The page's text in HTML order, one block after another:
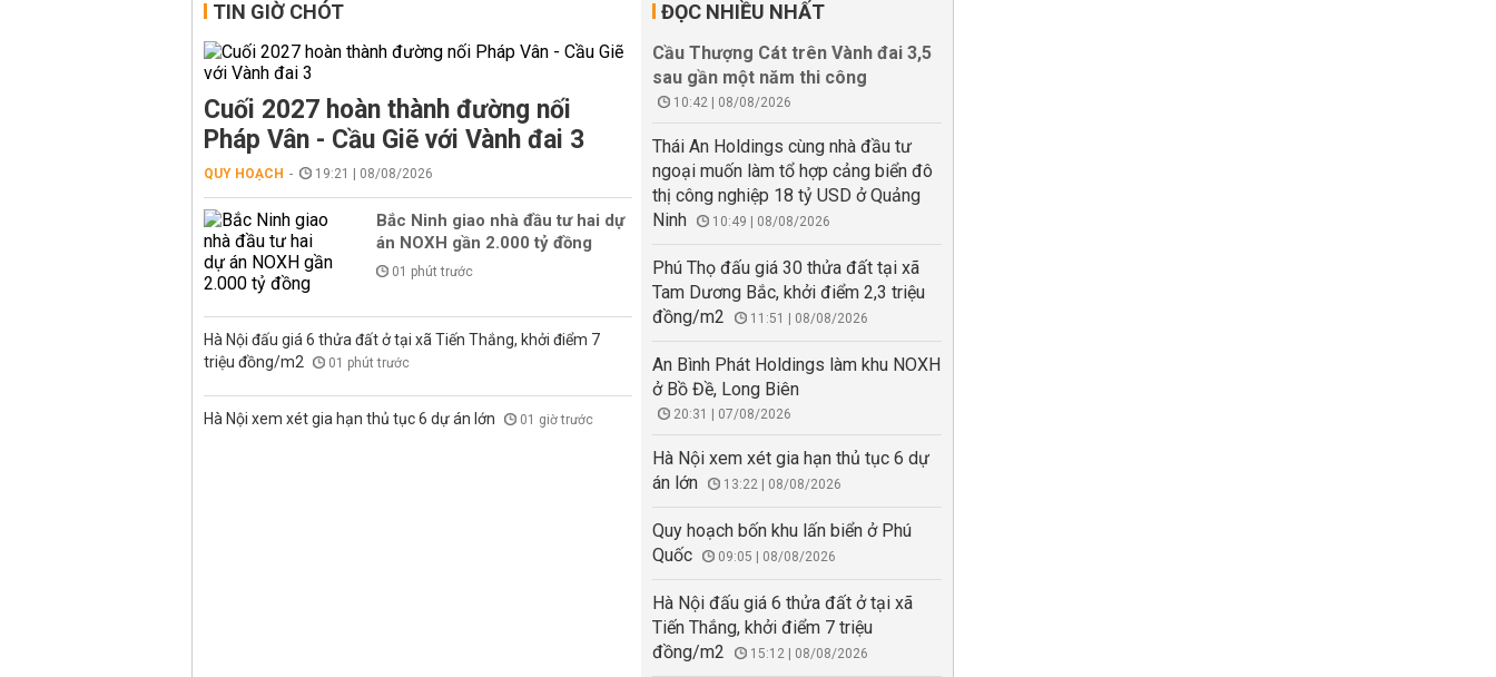
TIN GIỜ CHÓT
Cuối 2027 hoàn thành đường nối
Pháp Vân - Cầu Giẽ với Vành đai 3
QUY HOẠCH 19:21 | 08/08/2026
Bắc Ninh giao nhà đầu tư hai dự
án NOXH gần 2.000 tỷ đồng
01 phút trước
Hà Nội đấu giá 6 thửa đất ở tại xã Tiến Thắng, khởi điểm 7
triệu đồng/m2
01 phút trước
Hà Nội xem xét gia hạn thủ tục 6 dự án lớn 01 giờ trước
ĐỌC NHIỀU NHẤT
Cầu Thượng Cát trên Vành đai 3,5
sau gần một năm thi công
10:42 | 08/08/2026
Thái An Holdings cùng nhà đầu tư
ngoại muốn làm tổ hợp cảng biển đô
thị công nghiệp 18 tỷ USD ở Quảng
Ninh
10:49 | 08/08/2026
Phú Thọ đấu giá 30 thửa đất tại xã
Tam Dương Bắc, khởi điểm 2,3 triệu
đồng/m2
11:51 | 08/08/2026
An Bình Phát Holdings làm khu NOXH
ở Bồ Đề, Long Biên
20:31 | 07/08/2026
Hà Nội xem xét gia hạn thủ tục 6 dự
án lớn
13:22 | 08/08/2026
Quy hoạch bốn khu lấn biển ở Phú
Quốc
09:05 | 08/08/2026
Hà Nội đấu giá 6 thửa đất ở tại xã
Tiến Thắng, khởi điểm 7 triệu
đồng/m2
15:12 | 08/08/2026